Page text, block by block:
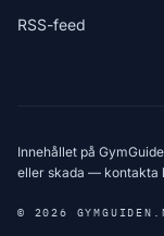
RSS-feed
Innehållet på
eller skada — kontakta
© 2026